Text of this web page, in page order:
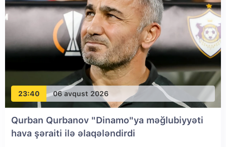
23:40 06 avqust 2026
Qurban Qurbanov "Dinamo"ya məğlubiyyəti
hava şəraiti ilə əlaqələndirdi